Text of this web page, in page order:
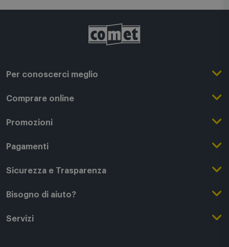
Per conoscerci meglio
Il Gruppo Comet
Punti di forza
Comprare online
Registrati su Comet
Acquista Online
Servizi aggiuntivi di consegna
Promozioni
Outlet
Black Friday
Pagamenti
Modalità di pagamento
Finanziamenti online
Sicurezza e Trasparenza
Condizioni generali di vendita
Garanzia Legale
Bisogno di aiuto?
Segui il tuo ordine
Servizi